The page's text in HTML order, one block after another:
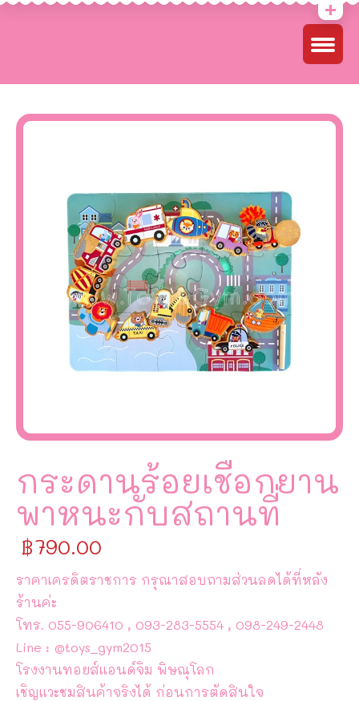
กระดานร้อยเชือกยาน
พาหนะกับสถานที่
฿790.00
ราคาเครดิตราชการ กรุณาสอบถามส่วนลดได้ที่หลัง
ร้านค่ะ
โทร. 055-906410 , 093-283-5554 , 098-249-2448
Line : @toys_gym2015
โรงงานทอยส์แอนด์จิม พิษณุโลก
เชิญแวะชมสินค้าจริงได้ ก่อนการตัดสินใจ